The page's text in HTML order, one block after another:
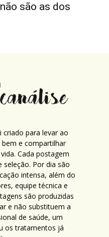
são as dos
criado para levar ao
e compartilhar
Cada postagem
seleção. Por dia são
intensa, além do
equipe técnica e
são produzidas
e não substituem a
de saúde, um
os tratamentos já